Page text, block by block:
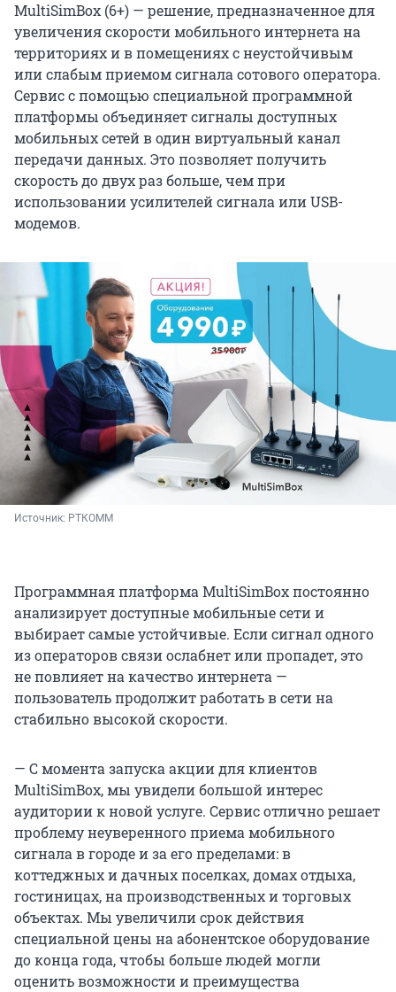
MultiSimBox (6+) — решение, предназначенное для
увеличения скорости мобильного интернета на
территориях и в помещениях с неустойчивым
или слабым приемом сигнала сотового оператора.
Сервис с помощью специальной программной
платформы объединяет сигналы доступных
мобильных сетей в один виртуальный канал
передачи данных. Это позволяет получить
скорость до двух раз больше, чем при
использовании усилителей сигнала или USB-
модемов.
Источник: РТКОММ
Программная платформа MultiSimBox постоянно
анализирует доступные мобильные сети и
выбирает самые устойчивые. Если сигнал одного
из операторов связи ослабнет или пропадет, это
не повлияет на качество интернета —
пользователь продолжит работать в сети на
стабильно высокой скорости.
— С момента запуска акции для клиентов
MultiSimBox, мы увидели большой интерес
аудитории к новой услуге. Сервис отлично решает
проблему неуверенного приема мобильного
сигнала в городе и за его пределами: в
коттеджных и дачных поселках, домах отдыха,
гостиницах, на производственных и торговых
объектах. Мы увеличили срок действия
специальной цены на абонентское оборудование
до конца года, чтобы больше людей могли
оценить возможности и преимущества